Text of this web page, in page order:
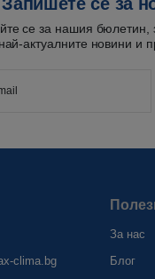
се за нашия бюлетин,
най-актуалните новини и
clima.bg
За нас
Блог